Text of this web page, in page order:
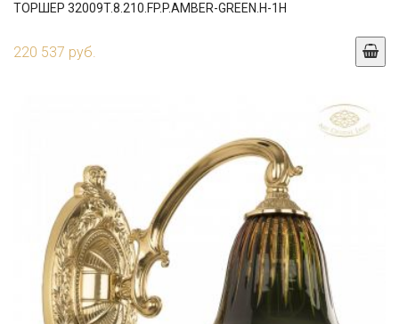
ТОРШЕР 32009T.8.210.FP.P.AMBER-GREEN.H-1H
220 537 руб.